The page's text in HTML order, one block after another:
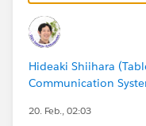
えはある。
（ただし、Tableau
Hideaki Shiihara
Communication
20. Feb., 02:03